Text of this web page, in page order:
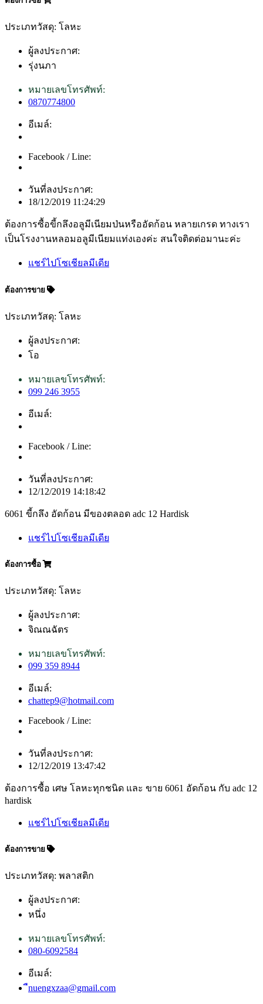
ประเภทวัสดุ: โลหะ
ผู้ลงประกาศ:
รุ่งนภา
หมายเลขโทรศัพท์:
0870774800
อีเมล์:
Facebook / Line:
วันที่ลงประกาศ:
18/12/2019 11:24:29
ต้องการซื้อขี้กลึงอลูมีเนียมป่นหรืออัดก้อน หลายเกรด ทางเรา
เป็นโรงงานหลอมอลูมีเนียมแท่งเองค่ะ สนใจติดต่อมานะค่ะ
แชร์ไปโซเชียลมีเดีย
ต้องการขาย
ประเภทวัสดุ: โลหะ
ผู้ลงประกาศ:
โอ
หมายเลขโทรศัพท์:
099 246 3955
อีเมล์:
Facebook / Line:
วันที่ลงประกาศ:
12/12/2019 14:18:42
6061 ขี้กลึง อัดก้อน มีของตลอด adc 12 Hardisk
แชร์ไปโซเชียลมีเดีย
ต้องการซื้อ
ประเภทวัสดุ: โลหะ
ผู้ลงประกาศ:
จิณณฉัตร
หมายเลขโทรศัพท์:
099 359 8944
อีเมล์:
chattep9@hotmail.com
Facebook / Line:
วันที่ลงประกาศ:
12/12/2019 13:47:42
ต้องการซื้อ เศษ โลหะทุกชนิด และ ขาย 6061 อัดก้อน กับ adc 12
hardisk
แชร์ไปโซเชียลมีเดีย
ต้องการขาย
ประเภทวัสดุ: พลาสติก
ผู้ลงประกาศ:
หนึ่ง
หมายเลขโทรศัพท์:
080-6092584
อีเมล์:
ืnuengxzaa@gmail.com